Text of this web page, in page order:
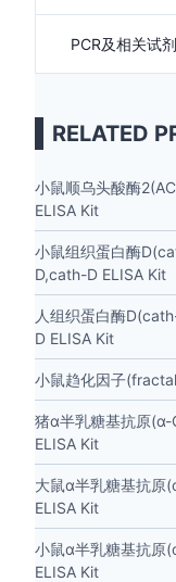
PCR及相关试剂
RELATED
小鼠顺乌头酸酶
ELISA Kit
小鼠组织蛋白酶
D,cath-D ELISA Kit
人组织蛋白酶
D ELISA Kit
小鼠趋化因子
猪α半乳糖基抗原
ELISA Kit
大鼠α半乳糖基抗原
ELISA Kit
小鼠α半乳糖基抗原
ELISA Kit